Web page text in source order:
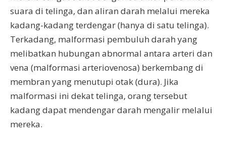
suara di telinga, dan aliran darah melalui mereka
kadang-kadang terdengar (hanya di satu telinga).
Terkadang, malformasi pembuluh darah yang
melibatkan hubungan abnormal antara arteri dan
vena (malformasi arteriovenosa) berkembang di
membran yang menutupi otak (dura). Jika
malformasi ini dekat telinga, orang tersebut
kadang dapat mendengar darah mengalir melalui
mereka.